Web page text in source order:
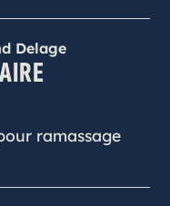
Delage
ramassage